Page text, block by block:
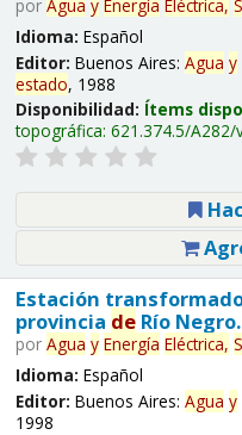
por Agua y Energía Eléctrica,
Idioma: Español
Editor: Buenos Aires: Agua y
estado, 1988
Disponibilidad: Ítems
topográfica: 621.374.5/A282/
Estación
provincia deRío Negro.
por Agua y Energía Eléctrica,
Idioma: Español
Editor: Buenos Aires: Agua y
1998